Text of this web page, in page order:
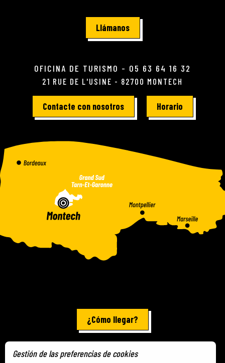
Llámanos
OFICINA DE TURISMO - 05 63 64 16 32
21 RUE DE L'USINE - 82700 MONTECH
Contacte con nosotros Horario
¿Cómo llegar?
Información jurídica - Mapa del sitio
Gestión de las preferencias de cookies